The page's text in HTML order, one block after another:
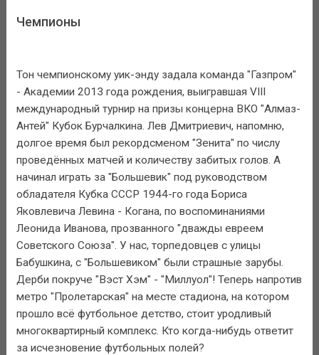
Чемпионы
Тон чемпионскому уик-энду задала команда "Газпром"
- Академии 2013 года рождения, выигравшая VIII
международный турнир на призы концерна ВКО "Алмаз-
Антей" Кубок Бурчалкина. Лев Дмитриевич, напомню,
долгое время был рекордсменом "Зенита" по числу
проведённых матчей и количеству забитых голов. А
начинал играть за "Большевик" под руководством
обладателя Кубка СССР 1944-го года Бориса
Яковлевича Левина - Когана, по воспоминаниями
Леонида Иванова, прозванного "дважды евреем
Советского Союза". У нас, торпедовцев с улицы
Бабушкина, с "Большевиком" были страшные зарубы.
Дерби покруче "Вэст Хэм" - "Миллуол"! Теперь напротив
метро "Пролетарская" на месте стадиона, на котором
прошло всё футбольное детство, стоит уродливый
многоквартирный комплекс. Кто когда-нибудь ответит
за исчезновение футбольных полей?